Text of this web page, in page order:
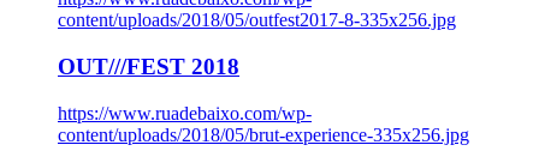
content/uploads/2018/05/outfest2017-8-335x256.jpg
OUT///FEST 2018
https://www.ruadebaixo.com/wp-
content/uploads/2018/05/brut-experience-335x256.jpg